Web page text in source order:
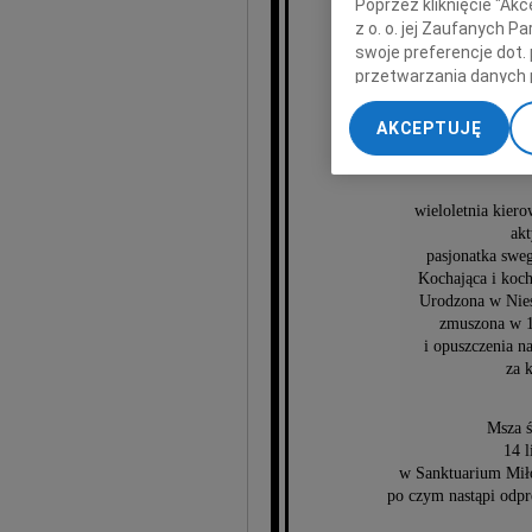
wieloletnia
pasjonatka
Kochająca i
Urodzona w
zmuszona w
i opuszczenia
za
Msza
14
w Sanktuarium
po czym nastąpi
Poprzez kliknięcie
z o. o. jej Zaufanych
swoje preferencje dot.
przetwarzania danych
„Ustawienia
My, nasi Zaufani
dokładnych danych
Przechowywanie
treści, badnie
AKCEPTUJĘ